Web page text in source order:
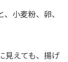
小麦粉、卵、
見えても、揚げ